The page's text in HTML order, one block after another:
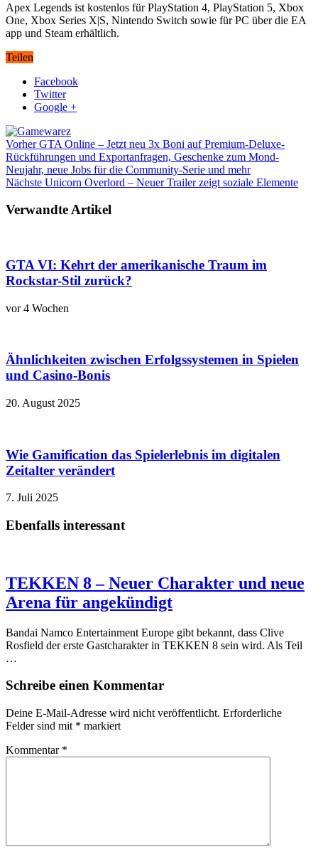
Apex Legends ist kostenlos für PlayStation 4, PlayStation 5, Xbox
One, Xbox Series X|S, Nintendo Switch sowie für PC über die EA
app und Steam erhältlich.
Teilen
Facebook
Twitter
Google +
VorherGTA Online – Jetzt neu 3x Boni auf Premium-Deluxe-
Rückführungen und Exportanfragen, Geschenke zum Mond-
Neujahr, neue Jobs für die Community-Serie und mehr
Nächste Unicorn Overlord – Neuer Trailer zeigt soziale Elemente
Verwandte Artikel
GTA VI: Kehrt der amerikanische Traum im
Rockstar-Stil zurück?
vor 4 Wochen
Ähnlichkeiten zwischen Erfolgssystemen in Spielen
und Casino‑Bonis
20. August 2025
Wie Gamification das Spielerlebnis im digitalen
Zeitalter verändert
7. Juli 2025
Ebenfalls interessant
TEKKEN 8 – Neuer Charakter und neue
Arena für angekündigt
Bandai Namco Entertainment Europe gibt bekannt, dass Clive
Rosfield der erste Gastcharakter in TEKKEN 8 sein wird. Als Teil
…
Schreibe einen Kommentar
Deine E-Mail-Adresse wird nicht veröffentlicht. Erforderliche
Felder sind mit * markiert
Kommentar *